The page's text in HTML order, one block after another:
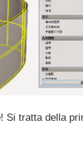
! Si tratta della